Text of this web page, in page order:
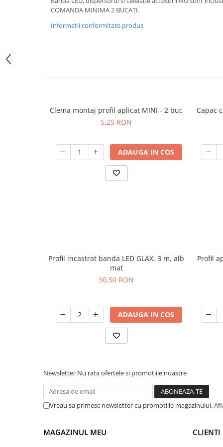
COMANDA MINIMA 2 BUCATI.
Informatii conformitate produs
Clema montaj profil aplicat MINI - 2 buc
5,25 RON
ADAUGA IN COS
Capac
Profil incastrat banda LED GLAX, 3 m, alb
mat
30,50 RON
ADAUGA IN COS
Profil
Newsletter Nu rata ofertele si promotiile noastre
Vreau sa primesc newsletter cu promotiile magazinului.
MAGAZINUL MEU CLIENTI